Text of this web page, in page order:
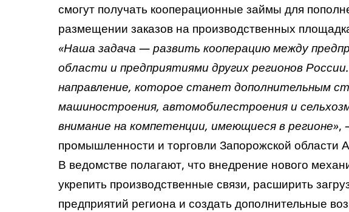
смогут получать кооперационные займы для
размещении заказов на производственных
«Наша задача — развить кооперацию между
области и предприятиями других регионов
направление, которое станет дополнительным
машиностроения, автомобилестроения и
внимание на компетенции, имеющиеся в регионе»,
промышленности и торговли Запорожской области
В ведомстве полагают, что внедрение нового
укрепить производственные связи, расширить
предприятий региона и создать дополнительные